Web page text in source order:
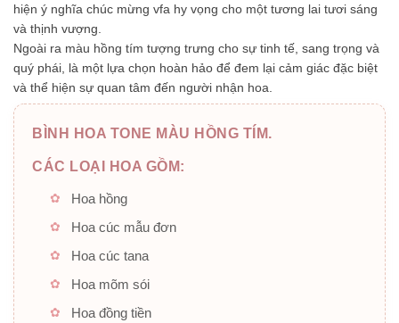
hiện ý nghĩa chúc mừng vfa hy vọng cho một tương lai tươi sáng
và thịnh vượng.
Ngoài ra màu hồng tím tượng trưng cho sự tinh tế, sang trọng và
quý phái, là một lựa chọn hoàn hảo để đem lại cảm giác đặc biệt
và thể hiện sự quan tâm đến người nhận hoa.
BÌNH HOA TONE MÀU HỒNG TÍM.
CÁC LOẠI HOA GỒM:
Hoa hồng
Hoa cúc mẫu đơn
Hoa cúc tana
Hoa mõm sói
Hoa đồng tiền